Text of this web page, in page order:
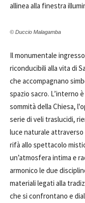
allinea alla finestra
© Duccio Malagamba
Il monumentale
riconducibili alla vita di
che accompagnano
spazio sacro. L’interno
sommità della Chiesa,
serie di veli traslucidi,
luce naturale attraverso
rifà allo spettacolo
un’atmosfera intima e
armonico le due
materiali legati alla
che si confrontano e